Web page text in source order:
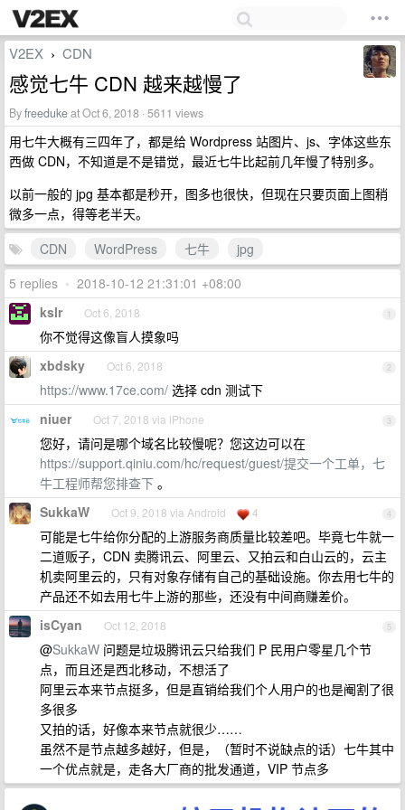
V2EX › CDN
感觉七牛 CDN 越来越慢了
Byfreedukeat Oct 6, 2018 · 5611 views
用七牛大概有三四年了，都是给 Wordpress 站图片、js、字体这些东
西做 CDN，不知道是不是错觉，最近七牛比起前几年慢了特别多。
以前一般的 jpg 基本都是秒开，图多也很快，但现在只要页面上图稍
微多一点，得等老半天。
CDN
WordPress 七牛
jpg
5 replies • 2018-10-12 21:31:01 +08:00
1
kslr Oct 6, 2018
你不觉得这像盲人摸象吗
2
xbdsky Oct 6, 2018
https://www.17ce.com/ 选择 cdn 测试下
3
niuer Oct 7, 2018 via iPhone
您好，请问是哪个域名比较慢呢？您这边可以在
https://support.qiniu.com/hc/request/guest/提交一个工单，七
牛工程师帮您排查下 。
4
SukkaW Oct 9, 2018 via Android 4
可能是七牛给你分配的上游服务商质量比较差吧。毕竟七牛就一
二道贩子，CDN 卖腾讯云、阿里云、又拍云和白山云的，云主
机卖阿里云的，只有对象存储有自己的基础设施。你去用七牛的
产品还不如去用七牛上游的那些，还没有中间商赚差价。
5
isCyan Oct 12, 2018
@SukkaW 问题是垃圾腾讯云只给我们 P 民用户零星几个节
点，而且还是西北移动，不想活了
阿里云本来节点挺多，但是直销给我们个人用户的也是阉割了很
多很多
又拍的话，好像本来节点就很少……
虽然不是节点越多越好，但是，（暂时不说缺点的话）七牛其中
一个优点就是，走各大厂商的批发通道，VIP 节点多